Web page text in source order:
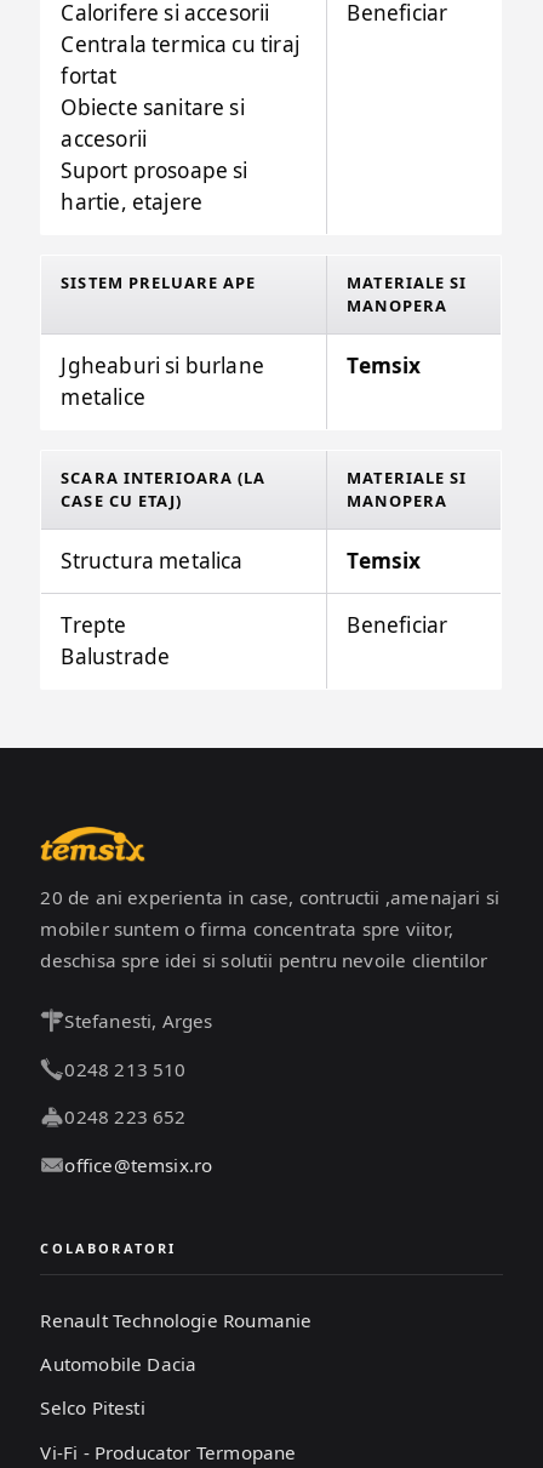
Calorifere si accesorii
Centrala termica cu tiraj
fortat
Obiecte sanitare si
accesorii
Suport prosoape si
hartie, etajere
Beneficiar
SISTEM PRELUARE APE
MATERIALE SI
MANOPERA
Jgheaburi si burlane
metalice
Temsix
SCARA INTERIOARA (LA
CASE CU ETAJ)
MATERIALE SI
MANOPERA
Structura metalica Temsix
Trepte
Balustrade
Beneficiar
20 de ani experienta in case, contructii ,amenajari si
mobiler suntem o firma concentrata spre viitor,
deschisa spre idei si solutii pentru nevoile clientilor
Stefanesti, Arges
0248 213 510
0248 223 652
office@temsix.ro
COLABORATORI
Renault Technologie Roumanie
Automobile Dacia
Selco Pitesti
Vi-Fi - Producator Termopane